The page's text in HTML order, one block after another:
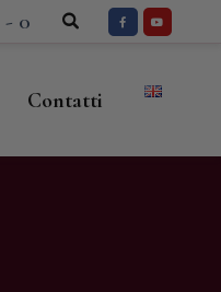
- 0
Contatti